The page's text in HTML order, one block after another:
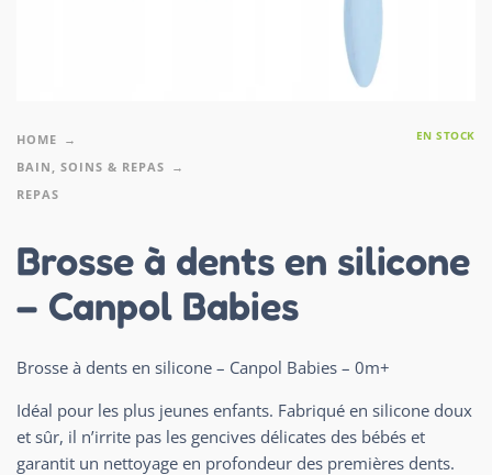
HOME
BAIN, SOINS & REPAS
REPAS
EN STOCK
Brosse à dents en silicone
– Canpol Babies
Brosse à dents en silicone – Canpol Babies – 0m+
Idéal pour les plus jeunes enfants. Fabriqué en silicone doux
et sûr, il n’irrite pas les gencives délicates des bébés et
garantit un nettoyage en profondeur des premières dents.